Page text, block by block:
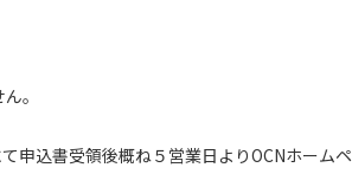
。
申込書受領後概ね５営業日よりOCNホームペ